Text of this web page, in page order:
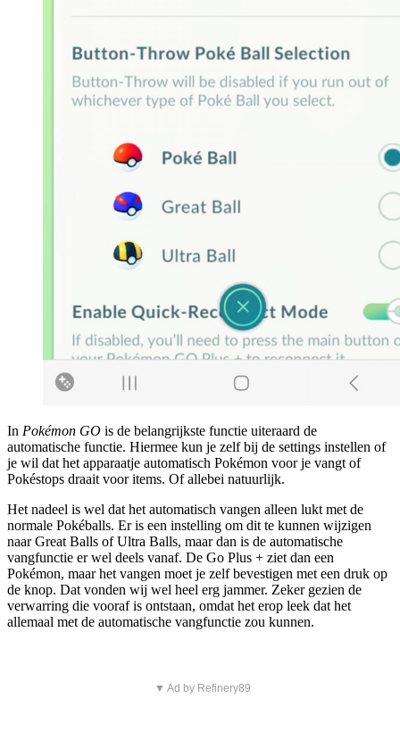
In Pokémon GO is de belangrijkste functie uiteraard de
automatische functie. Hiermee kun je zelf bij de settings instellen of
je wil dat het apparaatje automatisch Pokémon voor je vangt of
Pokéstops draait voor items. Of allebei natuurlijk.
Het nadeel is wel dat het automatisch vangen alleen lukt met de
normale Pokéballs. Er is een instelling om dit te kunnen wijzigen
naar Great Balls of Ultra Balls, maar dan is de automatische
vangfunctie er wel deels vanaf. De Go Plus + ziet dan een
Pokémon, maar het vangen moet je zelf bevestigen met een druk op
de knop. Dat vonden wij wel heel erg jammer. Zeker gezien de
verwarring die vooraf is ontstaan, omdat het erop leek dat het
allemaal met de automatische vangfunctie zou kunnen.
▼ Ad by Refinery89